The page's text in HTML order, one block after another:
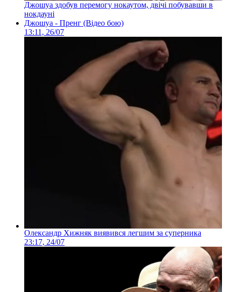
Джошуа здобув перемогу нокаутом, двічі побувавши в
нокдауні
Джошуа - Пренг (Відео бою)
13:11, 26/07
Олександр Хижняк виявився легшим за суперника
23:17, 24/07